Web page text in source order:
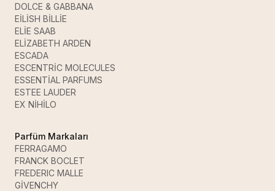
DOLCE & GABBANA
EİLİSH BİLLİE
ELİE SAAB
ELİZABETH ARDEN
ESCADA
ESCENTRİC MOLECULES
ESSENTİAL PARFUMS
ESTEE LAUDER
EX NİHİLO
Parfüm Markaları
FERRAGAMO
FRANCK BOCLET
FREDERIC MALLE
GİVENCHY